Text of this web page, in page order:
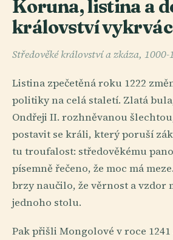
Koruna, listina a
království
Středověké království a zkáza, 1000-
Listina zpečetěná roku 1222
politiky na celá staletí. Zlatá
Ondřeji II. rozhněvanou
postavit se králi, který poruší
tu troufalost: středověkému
písemně řečeno, že moc má
brzy naučilo, že věrnost a vzdor
jednoho stolu.
Pak přišli Mongolové v roce